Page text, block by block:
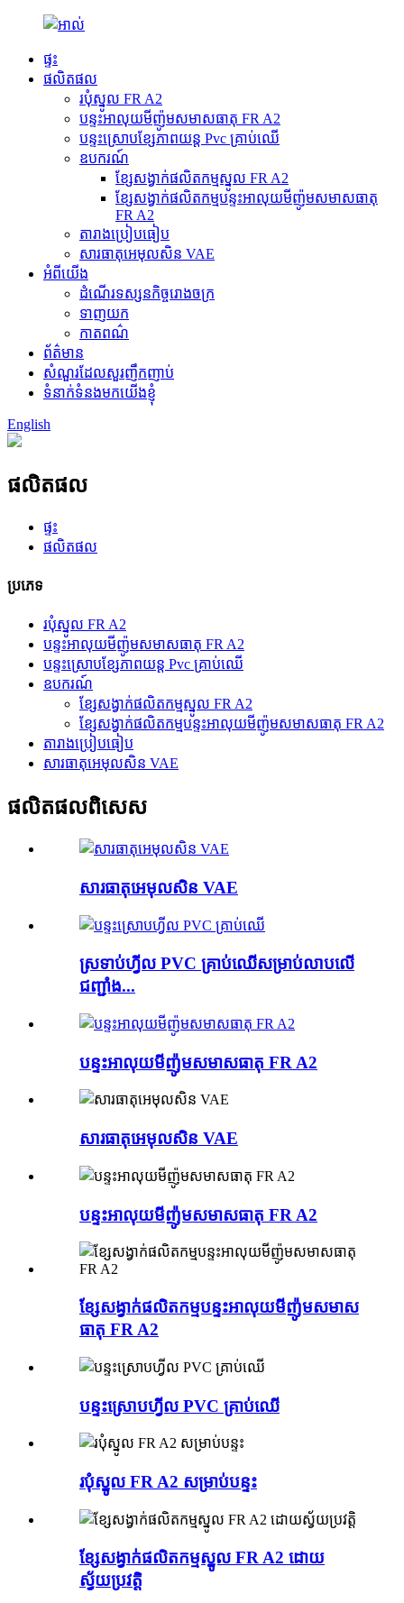
ផ្ទះ
ផលិតផល
របុំស្នូល FR A2
បន្ទះអាលុយមីញ៉ូមសមាសធាតុ FR A2
បន្ទះ​ស្រោប​ខ្សែភាពយន្ត Pvc គ្រាប់ឈើ
ឧបករណ៍
ខ្សែសង្វាក់ផលិតកម្មស្នូល FR A2
ខ្សែសង្វាក់ផលិតកម្មបន្ទះអាលុយមីញ៉ូមសមាសធាតុ
FR A2
តារាងប្រៀបធៀប
សារធាតុ​អេមុលសិន VAE
អំពីយើង
ដំណើរទស្សនកិច្ចរោងចក្រ
ទាញយក
កាតពណ៌
ព័ត៌មាន
សំណួរដែលសួរញឹកញាប់
ទំនាក់ទំនងមកយើងខ្ញុំ
English
ផលិតផល
ផ្ទះ
ផលិតផល
ប្រភេទ
របុំស្នូល FR A2
បន្ទះអាលុយមីញ៉ូមសមាសធាតុ FR A2
បន្ទះ​ស្រោប​ខ្សែភាពយន្ត Pvc គ្រាប់ឈើ
ឧបករណ៍
ខ្សែសង្វាក់ផលិតកម្មស្នូល FR A2
ខ្សែសង្វាក់ផលិតកម្មបន្ទះអាលុយមីញ៉ូមសមាសធាតុ FR A2
តារាងប្រៀបធៀប
សារធាតុ​អេមុលសិន VAE
ផលិតផលពិសេស
សារធាតុ​អេមុលសិន VAE
ស្រទាប់​ហ្វីល PVC គ្រាប់ឈើ​សម្រាប់​លាប​លើ​
ជញ្ជាំង...
បន្ទះអាលុយមីញ៉ូមសមាសធាតុ FR A2
សារធាតុ​អេមុលសិន VAE
បន្ទះអាលុយមីញ៉ូមសមាសធាតុ FR A2
ខ្សែសង្វាក់ផលិតកម្មបន្ទះអាលុយមីញ៉ូមសមាស
ធាតុ FR A2
បន្ទះ​ស្រោប​ហ្វីល PVC គ្រាប់ឈើ
របុំស្នូល FR A2 សម្រាប់បន្ទះ
ខ្សែសង្វាក់ផលិតកម្មស្នូល FR A2 ដោយ
ស្វ័យប្រវត្តិ